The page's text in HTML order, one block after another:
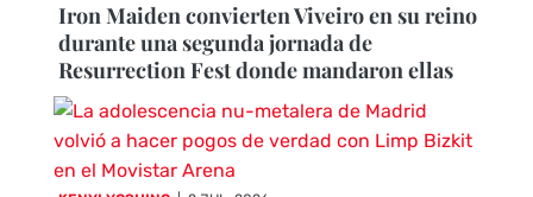
Iron Maiden convierten Viveiro en su reino
durante una segunda jornada de
Resurrection Fest donde mandaron ellas